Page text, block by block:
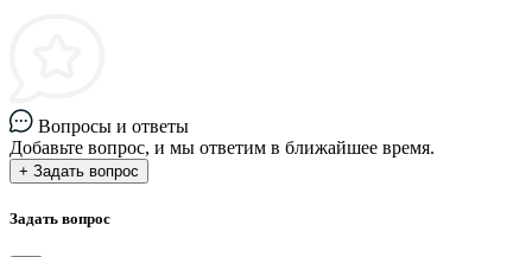
Вопросы и ответы
Добавьте вопрос, и мы ответим в ближайшее время.
+ Задать вопрос
Задать вопрос